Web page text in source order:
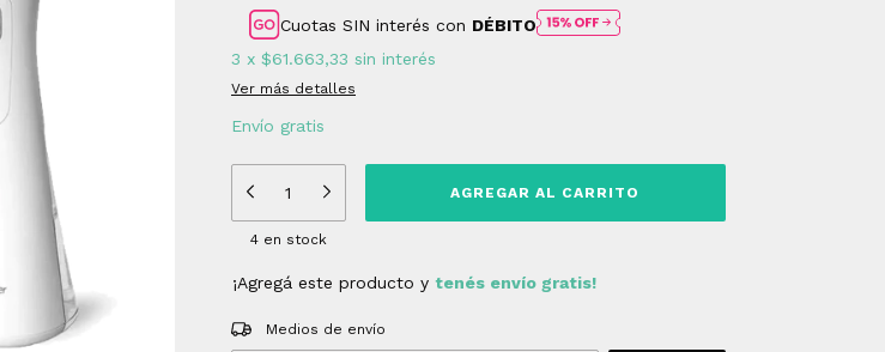
Cuotas SIN interés con DÉBITO
3 x $61.663,33 sin interés
Ver más detalles
Envío gratis
4en stock
¡Agregá este producto y tenés envío gratis!
Entregas para el CP:
Medios de envío